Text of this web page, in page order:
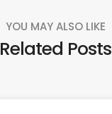
YOU MAY ALSO LIKE
Related Posts